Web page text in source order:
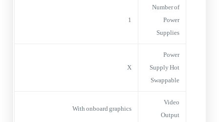
Number of
Power
Supplies
1
Power
Supply Hot
Swappable
X
Video
Output
With onboard graphics